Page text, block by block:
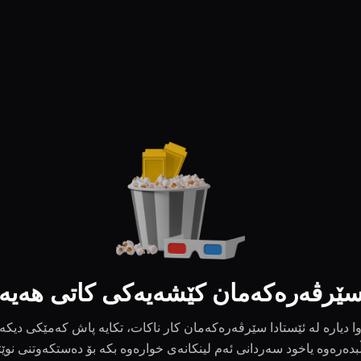
کێشەیەکی کاتی
وا دیارە لە ئێستادا سێرڤەرەکەمان کار ناکات، تکایە پاش کەمێکی دیکە
یاخود سەردانی ئەم لینکانەی خوارەوە بکە بۆ دەستکەوتنی